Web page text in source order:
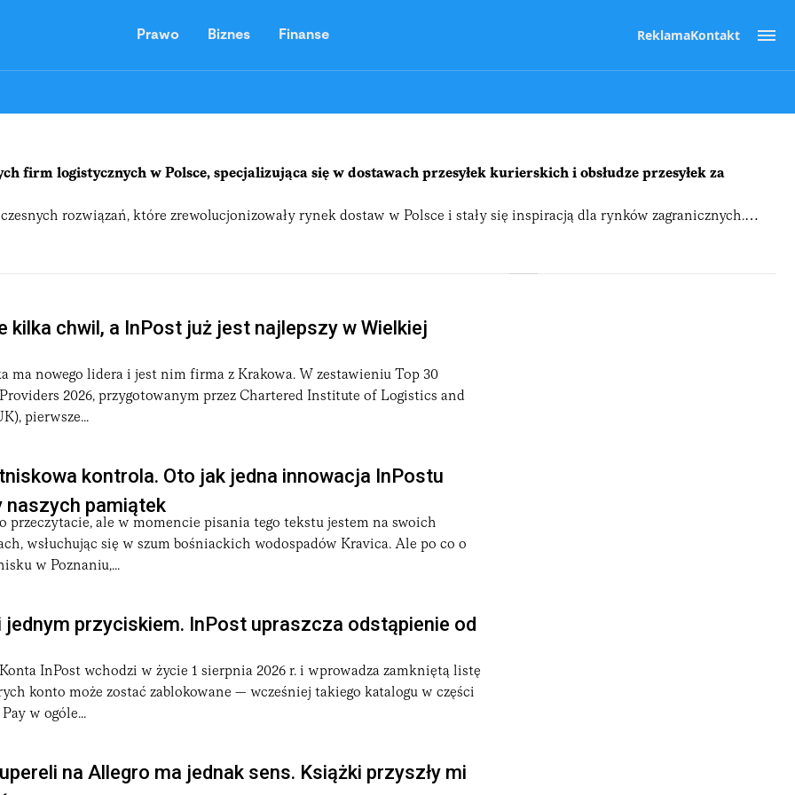
Prawo Biznes Finanse ReklamaKontakt
firm logistycznych w Polsce, specjalizująca się w dostawach przesyłek kurierskich i obsłudze przesyłek za
rozwiązań, które zrewolucjonizowały rynek dostaw w Polsce i stały się inspiracją dla rynków zagranicznych.
nadawania przesyłek, a także szeroką gamę usług kurierskich — zarówno dla klientów indywidualnych, jak i dla biznesu.
przesyłkę w dogodnym dla siebie czasie — bez kolejek, bez ograniczeń godzinowych i bez konieczności czekania
paczki do wybranego Paczkomatu® klient otrzymuje kod odbioru lub powiadomienie w aplikacji mobilnej
kurierskie
również w technologie proekologiczne — stale rozbudowując flotę pojazdów elektrycznych oraz wprowadzając
— młodego przedsiębiorcę, który wcześniej założył firmę Integer.pl działającą w branży poligraficznej. Początkowo InPost
alternatywa dla
światową — to wtedy Polska jako pierwszy kraj w Europie masowo wprowadziła usługę samoobsługowego odbioru
zaufanie klientów i dynamicznie zwiększając skalę działalności. W 2017 roku InPost przeszedł restrukturyzację,
— który pomógł w ekspansji i unowocześnieniu usług.
Rafała Brzoski, który do dziś pełni funkcję prezesa zarządu i jest twarzą firmy. Jednak sukces InPostu nie byłby
programistów, analityków i ludzi obsługi klienta, którzy każdego dnia rozwijają technologię i udoskonalają
e-commerce, a także firmami kurierskimi na całym świecie. Od stycznia 2021 roku InPost jest notowany na giełdzie
dalszy rozwój i ekspansję zagraniczną.
kilka chwil, a InPost już jest najlepszy w Wielkiej
ma nowego lidera i jest nim firma z Krakowa. W zestawieniu Top 30
2026, przygotowanym przez Chartered Institute of Logistics and
pierwsze...
kontrola. Oto jak jedna innowacja InPostu
naszych pamiątek
przeczytacie, ale w momencie pisania tego tekstu jestem na swoich
wsłuchując się w szum bośniackich wodospadów Kravica. Ale po co o
w Poznaniu,...
przyciskiem. InPost upraszcza odstąpienie od
InPost wchodzi w życie 1 sierpnia 2026 r. i wprowadza zamkniętą listę
konto może zostać zablokowane — wcześniej takiego katalogu w części
w ogóle...
na Allegro ma jednak sens. Książki przyszły mi